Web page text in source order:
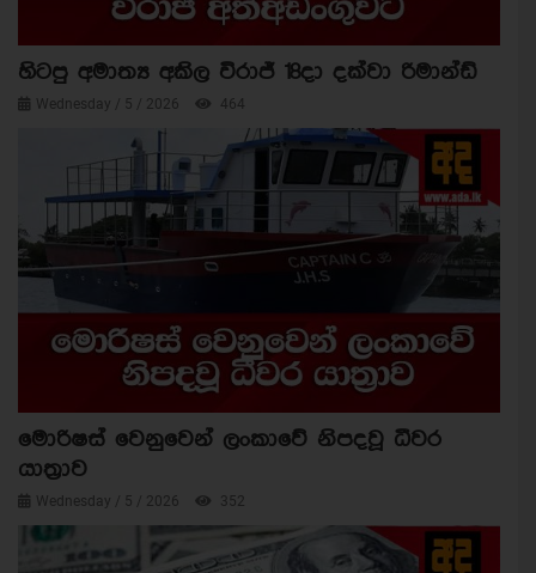
හිටපු අමාත්‍ය අකිල විරාජ් 18දා දක්වා රිමාන්ඩ්
Wednesday / 5 / 2026 464
මොරිෂස් වෙනුවෙන් ලංකාවේ නිපදවූ ධීවර
යාත්‍රාව
Wednesday / 5 / 2026 352